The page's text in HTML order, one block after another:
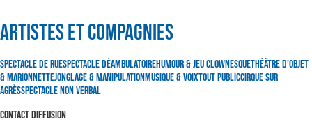
Artistes et Compagnies
Spectacle de RueSpectacle DéambulatoireHumour & Jeu clownesqueThéâtre d’Objet
& MarionnetteJonglage & ManipulationMusique & VoixTout PublicCirque sur
AgrèsSpectacle non verbal
Contact Diffusion